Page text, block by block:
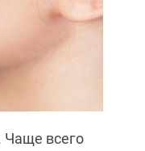
Чаще всего